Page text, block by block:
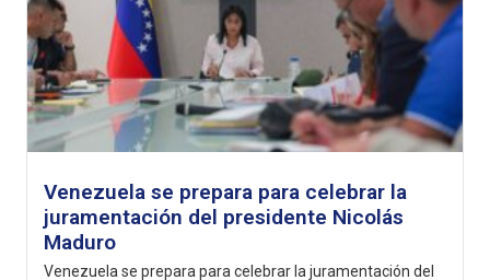
Venezuela se prepara para celebrar la
juramentación del presidente Nicolás
Maduro
Venezuela se prepara para celebrar la juramentación del